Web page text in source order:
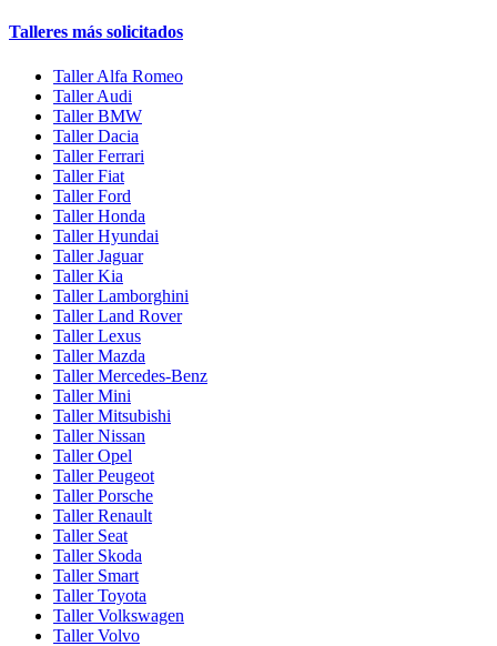
Talleres más solicitados
Taller Alfa Romeo
Taller Audi
Taller BMW
Taller Dacia
Taller Ferrari
Taller Fiat
Taller Ford
Taller Honda
Taller Hyundai
Taller Jaguar
Taller Kia
Taller Lamborghini
Taller Land Rover
Taller Lexus
Taller Mazda
Taller Mercedes-Benz
Taller Mini
Taller Mitsubishi
Taller Nissan
Taller Opel
Taller Peugeot
Taller Porsche
Taller Renault
Taller Seat
Taller Skoda
Taller Smart
Taller Toyota
Taller Volkswagen
Taller Volvo